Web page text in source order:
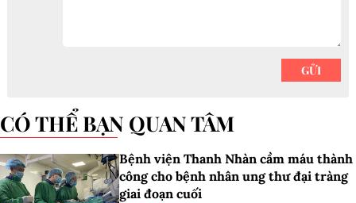
CÓ THỂ BẠN QUAN TÂM
Bệnh viện Thanh Nhàn cầm máu thành
công cho bệnh nhân ung thư đại tràng
giai đoạn cuối